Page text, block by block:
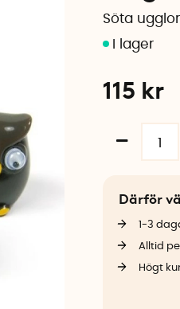
Söta
115 kr
Därför
1-3
Alltid
Högt